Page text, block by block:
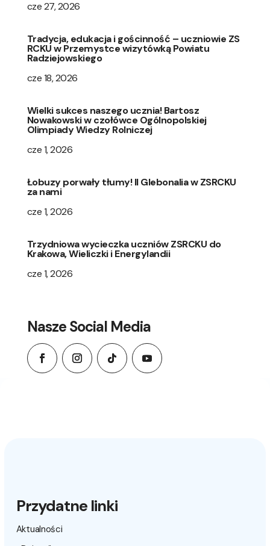
cze 27, 2026
Tradycja, edukacja i gościnność – uczniowie ZS
RCKU w Przemystce wizytówką Powiatu
Radziejowskiego
cze 18, 2026
Wielki sukces naszego ucznia! Bartosz
Nowakowski w czołówce Ogólnopolskiej
Olimpiady Wiedzy Rolniczej
cze 1, 2026
Łobuzy porwały tłumy! II Glebonalia w ZSRCKU
za nami
cze 1, 2026
Trzydniowa wycieczka uczniów ZSRCKU do
Krakowa, Wieliczki i Energylandii
cze 1, 2026
Nasze Social Media
Przydatne linki
Aktualności